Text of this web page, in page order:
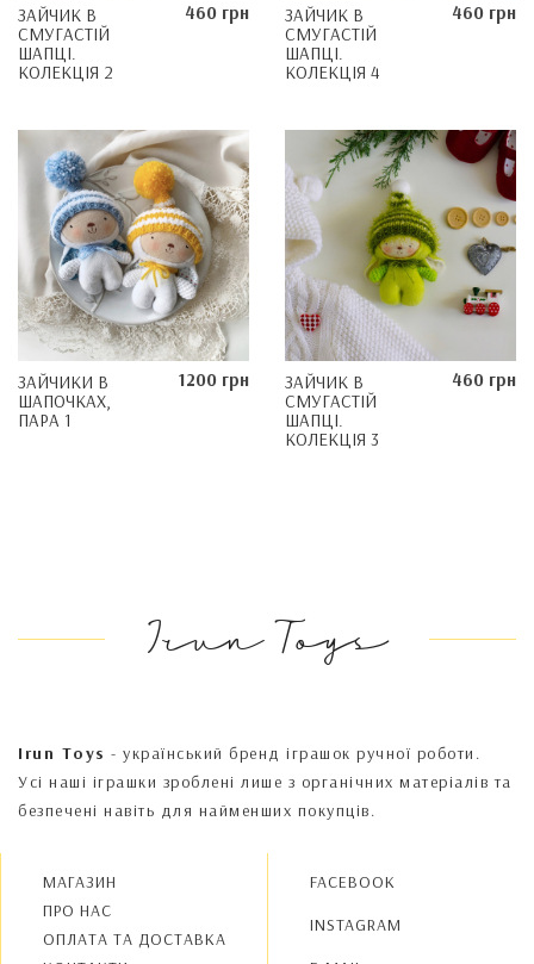
ЗАЙЧИК В
СМУГАСТІЙ
ШАПЦІ.
КОЛЕКЦІЯ 2
460 грн
ЗАЙЧИК В
СМУГАСТІЙ
ШАПЦІ.
КОЛЕКЦІЯ 4
460 грн
ЗАЙЧИКИ В
ШАПОЧКАХ,
ПАРА 1
1200 грн
ЗАЙЧИК В
СМУГАСТІЙ
ШАПЦІ.
КОЛЕКЦІЯ 3
460 грн
Irun Toys
Irun Toys - український бренд іграшок ручної роботи.
Усі наші іграшки зроблені лише з органічних матеріалів та
безпечені навіть для найменших покупців.
МАГАЗИН
ПРО НАС
OПЛАТА ТА ДОСТАВКА
FACEBOOK
INSTAGRAM